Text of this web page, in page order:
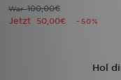
War100,00€
Jetzt 50,00€ - 50%
Hol